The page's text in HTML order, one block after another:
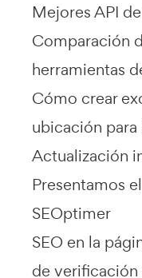
Mejores API
Comparación
herramientas
Cómo crear
ubicación para
Actualización
Presentamos
SEOptimer
SEO en la
de